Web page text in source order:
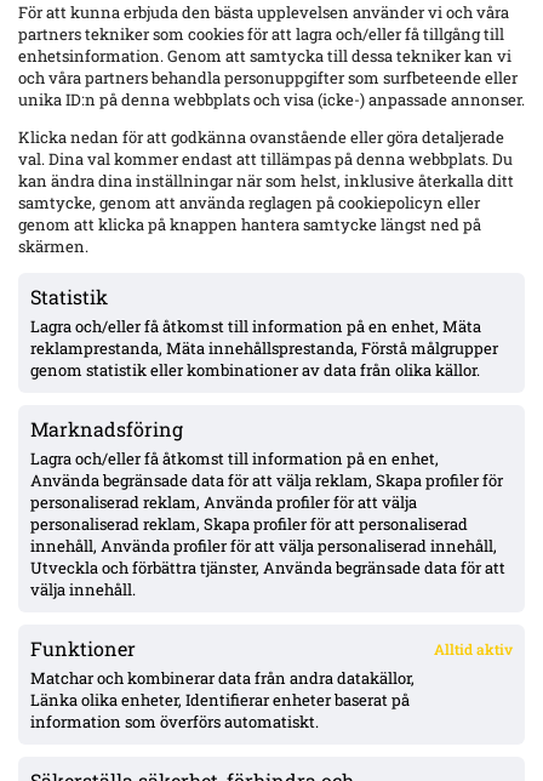
För att kunna erbjuda den bästa upplevelsen använder vi och våra
partners tekniker som cookies för att lagra och/eller få tillgång till
enhetsinformation. Genom att samtycka till dessa tekniker kan vi
och våra partners behandla personuppgifter som surfbeteende eller
unika ID:n på denna webbplats och visa (icke-) anpassade annonser.
Klicka nedan för att godkänna ovanstående eller göra detaljerade
val. Dina val kommer endast att tillämpas på denna webbplats. Du
kan ändra dina inställningar när som helst, inklusive återkalla ditt
samtycke, genom att använda reglagen på cookiepolicyn eller
genom att klicka på knappen hantera samtycke längst ned på
skärmen.
Statistik
Lagra och/eller få åtkomst till information på en enhet, Mäta
reklamprestanda, Mäta innehållsprestanda, Förstå målgrupper
genom statistik eller kombinationer av data från olika källor.
Marknadsföring
Lagra och/eller få åtkomst till information på en enhet,
Använda begränsade data för att välja reklam, Skapa profiler för
personaliserad reklam, Använda profiler för att välja
personaliserad reklam, Skapa profiler för att personaliserad
innehåll, Använda profiler för att välja personaliserad innehåll,
Utveckla och förbättra tjänster, Använda begränsade data för att
välja innehåll.
Funktioner Alltid aktiv
Matchar och kombinerar data från andra datakällor,
Länka olika enheter, Identifierar enheter baserat på
information som överförs automatiskt.
Senaste
Mjällby – inhopp i 84:e minuten
17-årige Theodor Lundbergh har spelat alla MFF:s 15 matcher –
VSK: Jonathan Rings rehab har stannat – sänkt belastning;
Lushaku osäker, Nsabiyumva igång med boll
MFF:s vänsterback: Johan Karlsson eller Theodor Lundbergh –
John skadad, Busanello och Kurtulus avstängda; Malte Frejd
Pålsson in bredvid Djurić, 17-årige Hidalgo aktuell
Julius Beck öppen för Elfsborg-köp – lån säsongen ut med
option, Sturm Graz-kontrakt till 2029
ÖVERSIKT
Nyheter & Reportage
Spelarbetyg